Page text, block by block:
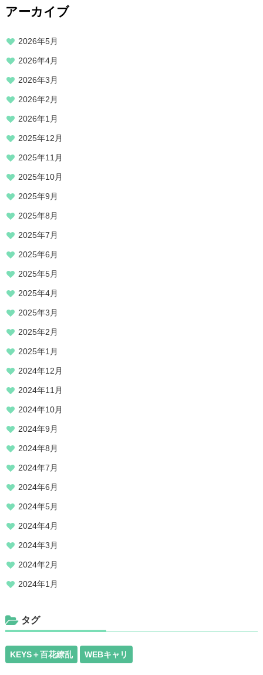
アーカイブ
2026年5月
2026年4月
2026年3月
2026年2月
2026年1月
2025年12月
2025年11月
2025年10月
2025年9月
2025年8月
2025年7月
2025年6月
2025年5月
2025年4月
2025年3月
2025年2月
2025年1月
2024年12月
2024年11月
2024年10月
2024年9月
2024年8月
2024年7月
2024年6月
2024年5月
2024年4月
2024年3月
2024年2月
2024年1月
タグ
KEYS＋百花繚乱 WEBキャリ